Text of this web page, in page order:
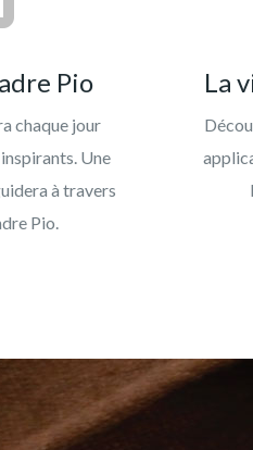
Pio
chaque jour
Une
à travers
Pio.
La